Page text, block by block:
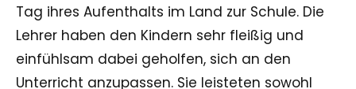
Tag ihres Aufenthalts im Land zur Schule. Die
Lehrer haben den Kindern sehr fleißig und
einfühlsam dabei geholfen, sich an den
Unterricht anzupassen. Sie leisteten sowohl